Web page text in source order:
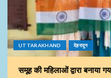
UTTARAKHAND देहरादून
समूह की महिलाओं द्वारा बनाया